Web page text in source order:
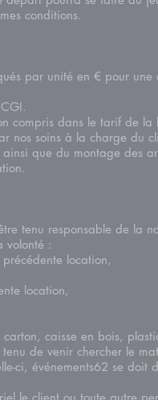
conditions.
par unité en € pour
CGI.
compris dans le tarif de
nos soins à la charge
que du montage des
tenu responsable de la
volonté :
location,
location,
caisse en bois,
tenu de venir chercher le
ci, événements62 se